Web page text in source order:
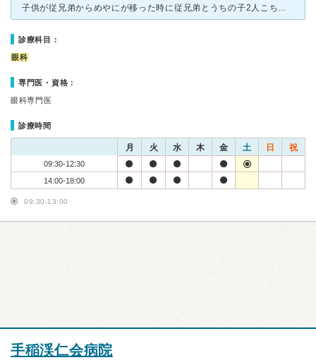
子供が従兄弟からめやにが移った時に従兄弟とうちの子2人こちらにかかりました、2歳とか1歳とかの時でした、初診でした、信じられないくらいの対応の悪さでとても嫌な気持ちになりながらも大人しく待っていました
診療科目：
眼科
専門医・資格：
眼科専門医
診療時間
月 火 水 木 金 土 日 祝
09:30-12:30
14:00-18:00
09:30-13:00
手稲渓仁会病院